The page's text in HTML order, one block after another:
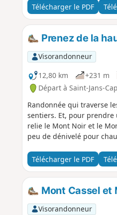
Télécharger le PDF
Prenez de la
Visorandonneur
12,80 km
+231 m
Départ à Saint-Jans-
Randonnée qui traverse
sentiers. Et, pour
relie le Mont Noir et le
peu de dénivelé pour
Télécharger le PDF
Mont Cassel et
Visorandonneur